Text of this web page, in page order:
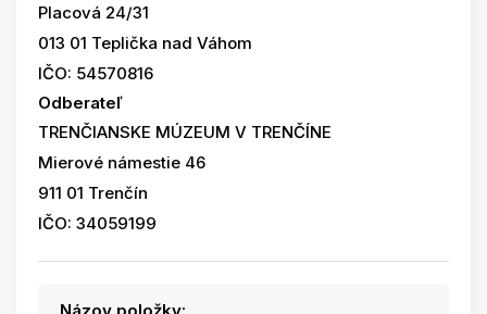
Placová 24/31
013 01 Teplička nad Váhom
IČO: 54570816
Odberateľ
TRENČIANSKE MÚZEUM V TRENČÍNE
Mierové námestie 46
911 01 Trenčín
IČO: 34059199